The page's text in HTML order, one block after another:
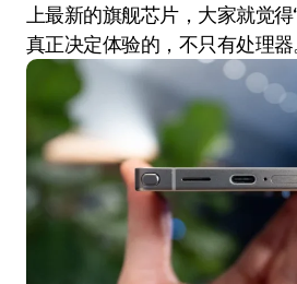
上最新的旗舰芯片，大家就觉
真正决定体验的，不只有处理器